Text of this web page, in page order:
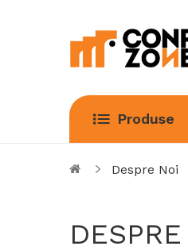
Produse
Despre Noi